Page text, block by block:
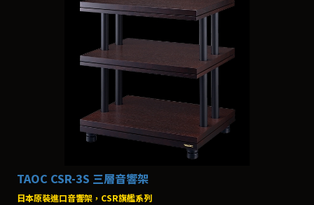
TAOC CSR-3S 三層音響架
日本原裝進口音響架，CSR旗艦系列